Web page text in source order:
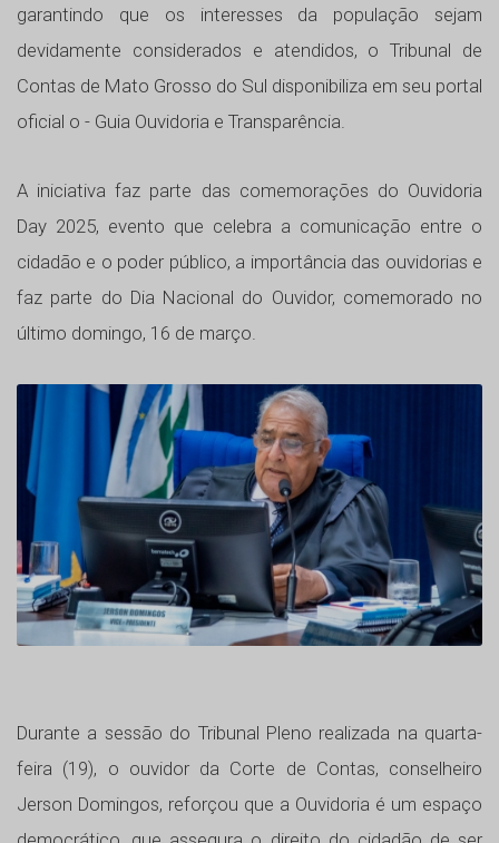
garantindo que os interesses da população sejam
devidamente considerados e atendidos, o Tribunal de
Contas de Mato Grosso do Sul disponibiliza em seu portal
oficial o - Guia Ouvidoria e Transparência.
A iniciativa faz parte das comemorações do Ouvidoria
Day 2025, evento que celebra a comunicação entre o
cidadão e o poder público, a importância das ouvidorias e
faz parte do Dia Nacional do Ouvidor, comemorado no
último domingo, 16 de março.
Durante a sessão do Tribunal Pleno realizada na quarta-
feira (19), o ouvidor da Corte de Contas, conselheiro
Jerson Domingos, reforçou que a Ouvidoria é um espaço